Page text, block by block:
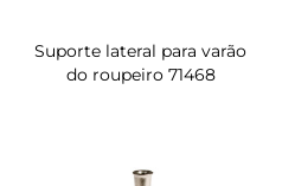
Suporte lateral para varão
do roupeiro 71468